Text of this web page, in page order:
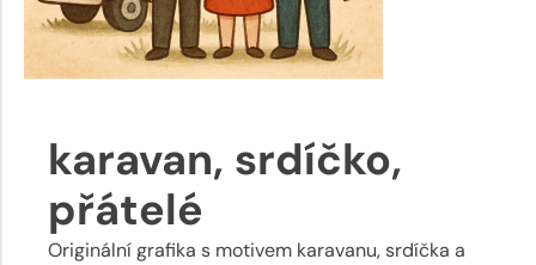
karavan, srdíčko,
přátelé
Originální grafika s motivem karavanu, srdíčka a